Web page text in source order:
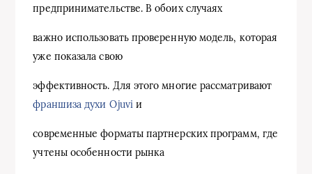
предпринимательстве. В обоих случаях
важно использовать проверенную модель, которая
уже показала свою
эффективность. Для этого многие рассматривают
франшиза духи Ojuvi и
современные форматы партнерских программ, где
учтены особенности рынка